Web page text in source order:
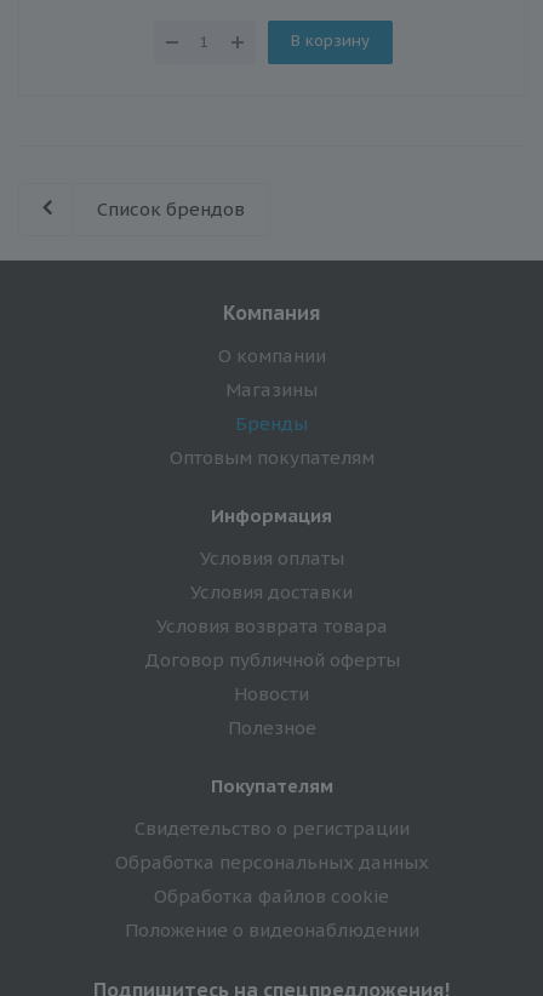
В корзину
Список брендов
Компания
О компании
Магазины
Бренды
Оптовым покупателям
Информация
Условия оплаты
Условия доставки
Условия возврата товара
Договор публичной оферты
Новости
Полезное
Покупателям
Свидетельство о регистрации
Обработка персональных данных
Обработка файлов cookie
Положение о видеонаблюдении
Подпишитесь на спецпредложения!